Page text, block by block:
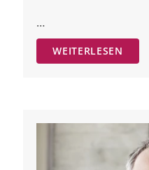
…
WEITERLESEN